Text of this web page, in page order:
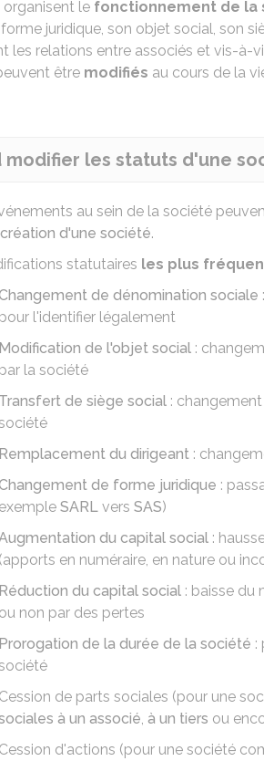
le fonctionnement de la
juridique, son objet social, son
les relations entre associés et vis-à-
être modifiés au cours de la
modifier les statuts d'une
au sein de la société
création d'une société.
statutaires les plus
de dénomination sociale
pour l'identifier légalement
Modification de l'objet social :
par la société
Transfert de siège social :
Remplacement du dirigeant :
de forme juridique :
exemple SARL vers SAS)
du capital social :
(apports en numéraire, en nature ou
Réduction du capital social : baisse du
ou non par des pertes
Prorogation de la durée de la société :
Cession de parts sociales (pour une
à un associé, à un tiers ou
Cession d'actions (pour une société